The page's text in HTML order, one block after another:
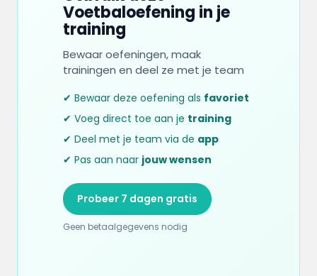
Voetbaloefening in je
training
Bewaar oefeningen, maak
trainingen en deel ze met je team
✔ Bewaar deze oefening als favoriet
✔ Voeg direct toe aan je training
✔ Deel met je team via de app
✔ Pas aan naar jouw wensen
Probeer 7 dagen gratis
Geen betaalgegevens nodig